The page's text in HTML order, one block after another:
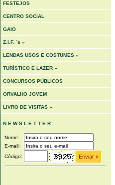
FESTEJOS
CENTRO SOCIAL
GAIO
Z.I.F. `s »
LENDAS USOS E COSTUMES »
TURÍSTICO E LAZER »
CONCURSOS PÚBLICOS
ORVALHO JOVEM
LIVRO DE VISITAS »
N E W S L E T T E R
Nome:
E-mail:
Código: